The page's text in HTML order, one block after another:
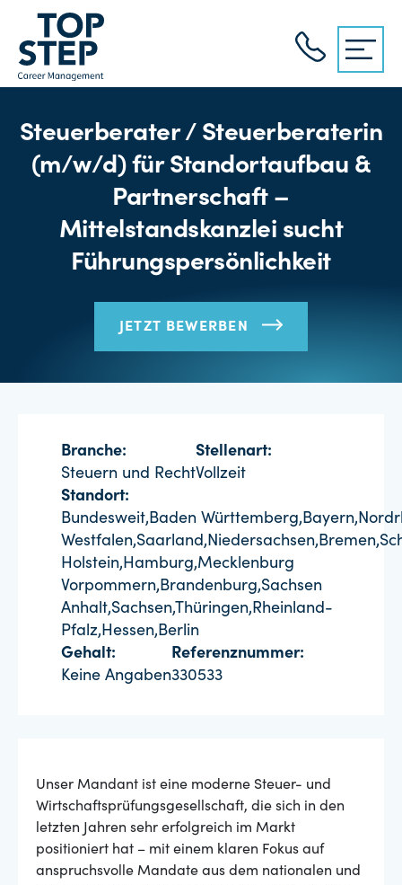
Steuerberater / Steuerberaterin
(m/w/d) für Standortaufbau &
Partnerschaft –
Mittelstandskanzlei sucht
Führungspersönlichkeit
JETZT BEWERBEN
Branche:
Steuern und Recht
Stellenart:
Vollzeit
Standort:
Bundesweit,Baden
Holstein,Hamburg,Mecklenburg
Vorpommern,Brandenburg,Sachsen
Anhalt,Sachsen,Thüringen,Rheinland-
Pfalz,Hessen,Berlin
Gehalt:
Keine Angaben
Referenznummer:
330533
Unser Mandant ist eine moderne Steuer- und
Wirtschaftsprüfungsgesellschaft, die sich in den
letzten Jahren sehr erfolgreich im Markt
positioniert hat – mit einem klaren Fokus auf
anspruchsvolle Mandate aus dem nationalen und